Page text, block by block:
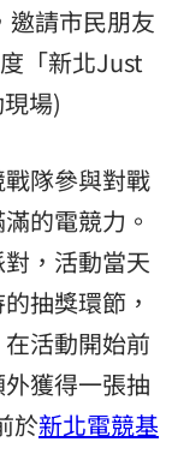
邀請市民朋友
「新北Just
場)
隊參與對戰
的電競力。
，活動當天
抽獎環節，
活動開始前
獲得一張抽
於新北電競基